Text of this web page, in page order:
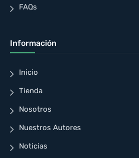
FAQs
Información
Inicio
Tienda
Nosotros
Nuestros Autores
Noticias